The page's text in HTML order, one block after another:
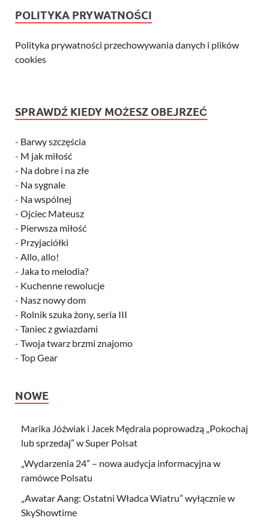
POLITYKA PRYWATNOŚCI
Polityka prywatności przechowywania danych i plików
cookies
SPRAWDŹ KIEDY MOŻESZ OBEJRZEĆ
- Barwy szczęścia
- M jak miłość
- Na dobre i na złe
- Na sygnale
- Na wspólnej
- Ojciec Mateusz
- Pierwsza miłość
- Przyjaciółki
- Allo, allo!
- Jaka to melodia?
- Kuchenne rewolucje
- Nasz nowy dom
- Rolnik szuka żony, seria III
- Taniec z gwiazdami
- Twoja twarz brzmi znajomo
- Top Gear
NOWE
Marika Jóźwiak i Jacek Mędrala poprowadzą „Pokochaj
lub sprzedaj” w Super Polsat
„Wydarzenia 24” – nowa audycja informacyjna w
ramówce Polsatu
„Awatar Aang: Ostatni Władca Wiatru” wyłącznie w
SkyShowtime